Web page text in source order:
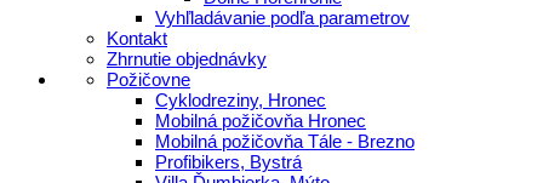
Vyhľladávanie podľa parametrov
Kontakt
Zhrnutie objednávky
Požičovne
Cyklodreziny, Hronec
Mobilná požičovňa Hronec
Mobilná požičovňa Tále - Brezno
Profibikers, Bystrá